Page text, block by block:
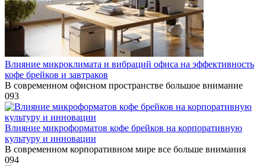
Влияние микроклимата и вибраций офиса на эффективность
кофе брейков и завтраков
В современном офисном пространстве большое внимание
093
Влияние микроформатов кофе брейков на корпоративную
культуру и инновации
В современном корпоративном мире все больше внимания
094